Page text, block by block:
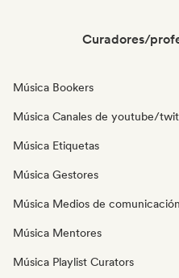
Curadores/
Música Bookers
Música Canales de youtube/
Música Etiquetas
Música Gestores
Música Medios de
Música Mentores
Música Playlist Curators